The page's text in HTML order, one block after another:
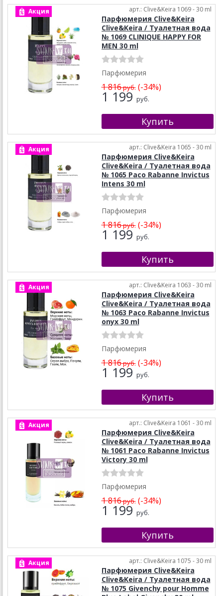
Акция арт.: Clive&Keira 1069 - 30 ml
Парфюмерия Clive&Keira
Clive&Keira / Туалетная вода
№ 1069 CLINIQUE HAPPY FOR
MEN 30 ml
Парфюмерия
1 816руб.(-34%)
1 199 руб.
Акция арт.: Clive&Keira 1065 - 30 ml
Парфюмерия Clive&Keira
Clive&Keira / Туалетная вода
№ 1065 Paco Rabanne Invictus
Intens 30 ml
Парфюмерия
1 816руб.(-34%)
1 199 руб.
Акция арт.: Clive&Keira 1063 - 30 ml
Парфюмерия Clive&Keira
Clive&Keira / Туалетная вода
№ 1063 Paco Rabanne Invictus
onyx 30 ml
Парфюмерия
1 816руб.(-34%)
1 199 руб.
Акция арт.: Clive&Keira 1061 - 30 ml
Парфюмерия Clive&Keira
Clive&Keira / Туалетная вода
№ 1061 Paco Rabanne Invictus
Victory 30 ml
Парфюмерия
1 816руб.(-34%)
1 199 руб.
Акция арт.: Clive&Keira 1075 - 30 ml
Парфюмерия Clive&Keira
Clive&Keira / Туалетная вода
№ 1075 Givenchy pour Homme